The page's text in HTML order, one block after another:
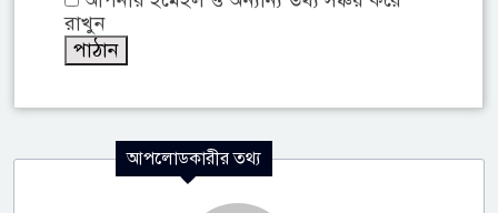
রাখুন
আপলোডকারীর তথ্য